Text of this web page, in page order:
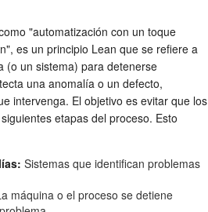
"automatización con un toque
es un principio Lean que se refiere a
(o un sistema) para detenerse
una anomalía o un defecto,
intervenga. El objetivo es evitar que los
etapas del proceso. Esto
Sistemas que identifican problemas
máquina o el proceso se detiene